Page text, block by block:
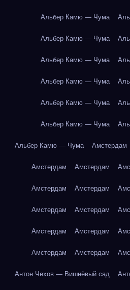
Альбер Камю — Чума
Альбер Камю — Чума
Альбер Камю — Чума
Альбер Камю — Чума
Альбер Камю — Чума
Альбер Камю — Чума
Альбер Камю — Чума Амстердам
Амстердам Амстердам
Амстердам Амстердам
Амстердам Амстердам
Амстердам Амстердам
Амстердам Амстердам
Антон Чехов — Вишнёвый сад